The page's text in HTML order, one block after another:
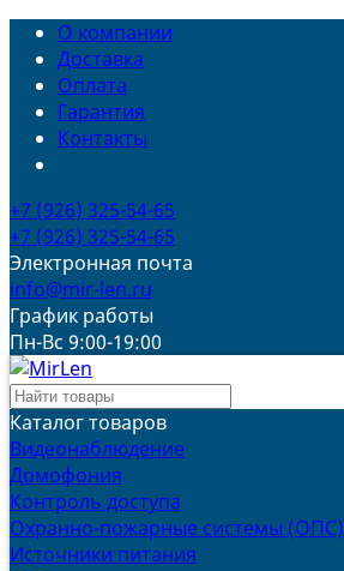
О компании
Доставка
Оплата
Гарантия
Контакты
+7 (926) 325-54-65
+7 (926) 325-54-65
Электронная почта
info@mir-len.ru
График работы
Пн-Вс 9:00-19:00
Каталог товаров
Видеонаблюдение
Домофония
Контроль доступа
Охранно-пожарные системы (ОПС)
Источники питания